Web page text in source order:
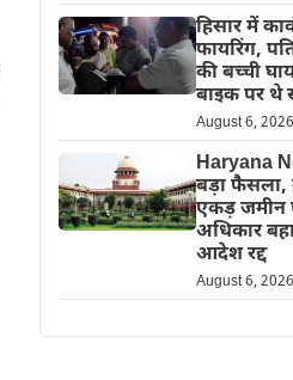
हिसार में
फायरिंग,
की बच्ची
बाइक पर थे
August 6, 2026
Haryana
बड़ा फैसला,
एकड़ जमीन
अधिकार
आदेश रद्द
August 6, 2026